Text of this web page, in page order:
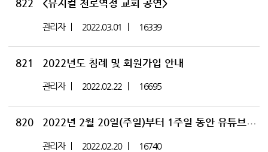
822 <뮤지컬 천로역정 교회 공연>
관리자 2022.03.01 16339
821 2022년도 침례 및 회원가입 안내
관리자 2022.02.22 16695
820 2022년 2월 20일(주일)부터 1주일 동안 유튜브 실시간 방송 및 업로드 할 수 없습니다
관리자 2022.02.20 16740